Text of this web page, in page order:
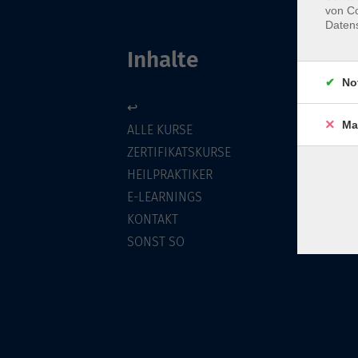
Inhalte
↩
ALLE KURSE
ZERTIFIKATSKURSE
HEILPRAKTIKER
E-LEARNINGS
KONTAKT
SONST SO
von